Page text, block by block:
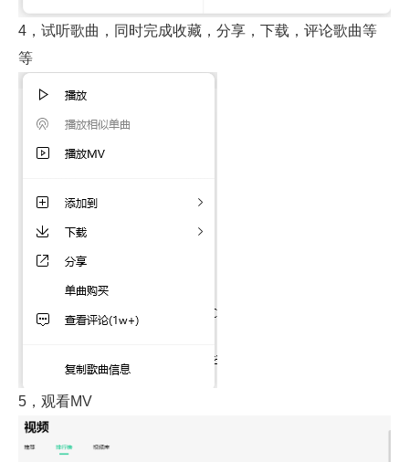
4，试听歌曲，同时完成收藏，分享，下载，评论歌曲等
等
5，观看MV